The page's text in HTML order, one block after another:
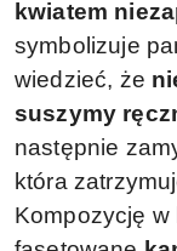
kwiatem
symbolizuje
wiedzieć, że
suszymy
następnie
która
Kompozycję w